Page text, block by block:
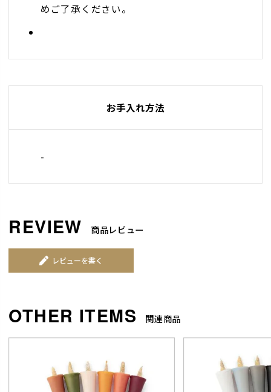
めご了承ください。
お手入れ方法
-
商品レビュー
レビューを書く
関連商品